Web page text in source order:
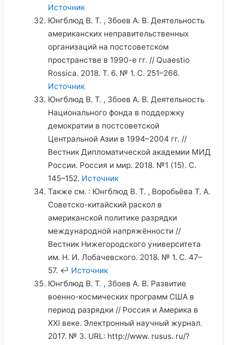
Источник
Юнгблюд В. Т. , Збоев А. В. Деятельность
американских неправительственных
организаций на постсоветском
пространстве в 1990-е гг. // Quaestio
Rossica. 2018. Т. 6. № 1. С. 251–266.
Источник
Юнгблюд В. Т. , Збоев А. В. Деятельность
Национального фонда в поддержку
демократии в постсоветской
Центральной Азии в 1994–2004 гг. //
Вестник Дипломатической академии МИД
России. Россия и мир. 2018. №1 (15). С.
145–152. Источник
Также см. : Юнгблюд В. Т. , Воробьёва Т. А.
Советско-китайский раскол в
американской политике разрядки
международной напряжённости //
Вестник Нижегородского университета
им. Н. И. Лобачевского. 2018. № 1. С. 47–
57. ↩ Источник
Юнгблюд В. Т. , Збоев А. В. Развитие
военно-космических программ США в
период разрядки // Россия и Америка в
XXI веке. Электронный научный журнал.
2017. № 3. URL: http://www. rusus. ru/?